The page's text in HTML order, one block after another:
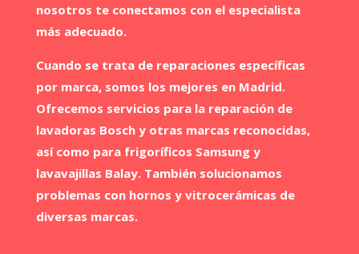
nosotros te conectamos con el especialista
más adecuado.
Cuando se trata de reparaciones específicas
por marca, somos los mejores en Madrid.
Ofrecemos servicios para la reparación de
lavadoras Bosch y otras marcas reconocidas,
así como para frigoríficos Samsung y
lavavajillas Balay. También solucionamos
problemas con hornos y vitrocerámicas de
diversas marcas.